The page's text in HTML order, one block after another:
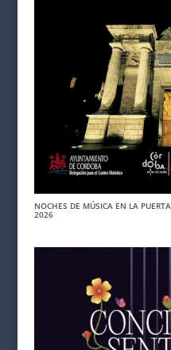
NOCHES DE MÚSICA EN LA
2026